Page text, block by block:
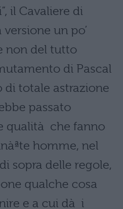
il Cavaliere di
un po’
non del tutto
di Pascal
di totale astrazione
passato
qualità che fanno
homme, nel
sopra delle regole,
qualche cosa
e a cui dà i